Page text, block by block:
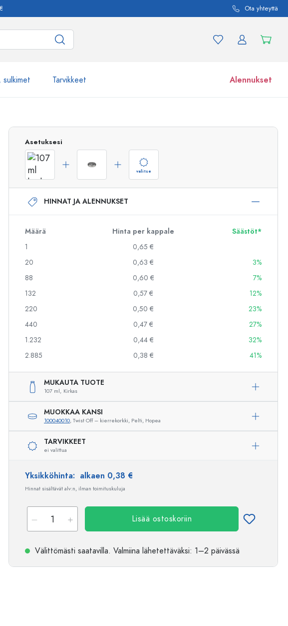
Ota yhteyttä
Tarvikkeet Alennukset
Airless-pumppupullot
Roll-on-pullot
Puristuspullot
Säilytyspullot
Ginipullot
Joulupullot
Koristeelliset pullot
Käymisastiat
Lasipurkit
Osta nyt
Esimerkillinen edustus
Asetuksesi
valitse
HINNAT JA ALENNUKSET
Määrä Hinta per kappale
Säästöt*
1
0,65 €
20
0,63 €
3%
88
0,60 €
7%
132
0,57 €
12%
220
0,50 €
23%
440
0,47 €
27%
1.232
0,44 €
32%
2.885
0,38 € 41%
MUKAUTA TUOTE
107 ml, Kirkas
MUOKKAA KANSI
100040010, Twist Off – kierrekorkki, Pelti, Hopea
TARVIKKEET
ei valittua
Yksikköhinta: alkaen 0,38 €
Hinnat sisältävät alv:n, ilman toimituskuluja
Lisää ostoskoriin
Välittömästi saatavilla. Valmiina lähetettäväksi: 1–2 päivässä